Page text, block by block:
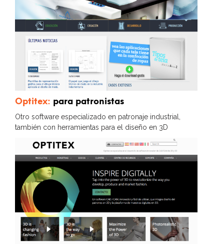
Optitex: para patronistas
Otro software especializado en patronaje industrial,
también con herramientas para el diseño en 3D